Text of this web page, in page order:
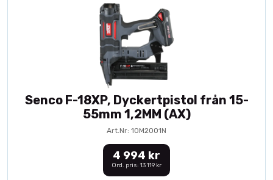
Senco F-18XP, Dyckertpistol från 15-
55mm 1,2MM (AX)
Art.Nr: 10M2001N
4 994 kr
Ord. pris: 13 119 kr